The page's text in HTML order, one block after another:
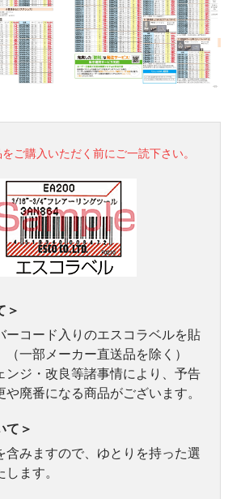
ご購入いただく前にご一読下さい。
＞
ーコード入りのエスコラベルを貼
（一部メーカー直送品を除く）
ンジ・改良等諸事情により、予告
や廃番になる商品がございます。
て＞
含みますので、ゆとりを持った選
ます。